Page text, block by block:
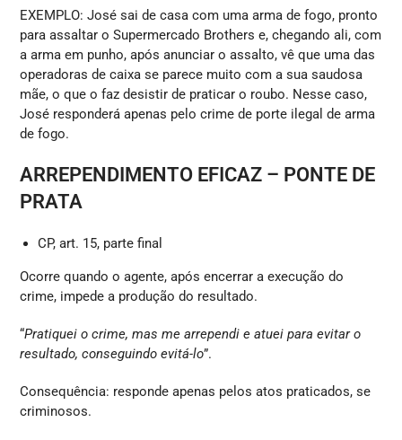
EXEMPLO: José sai de casa com uma arma de fogo, pronto
para assaltar o Supermercado Brothers e, chegando ali, com
a arma em punho, após anunciar o assalto, vê que uma das
operadoras de caixa se parece muito com a sua saudosa
mãe, o que o faz desistir de praticar o roubo. Nesse caso,
José responderá apenas pelo crime de porte ilegal de arma
de fogo.
ARREPENDIMENTO EFICAZ – PONTE DE
PRATA
CP, art. 15, parte final
Ocorre quando o agente, após encerrar a execução do
crime, impede a produção do resultado.
“Pratiquei o crime, mas me arrependi e atuei para evitar o
resultado, conseguindo evitá-lo”.
Consequência: responde apenas pelos atos praticados, se
criminosos.